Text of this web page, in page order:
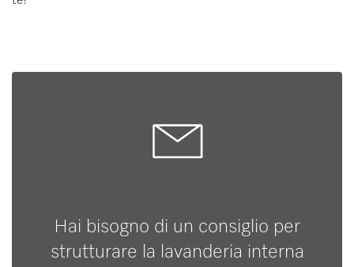
Hai bisogno di un consiglio per
strutturare la lavanderia interna